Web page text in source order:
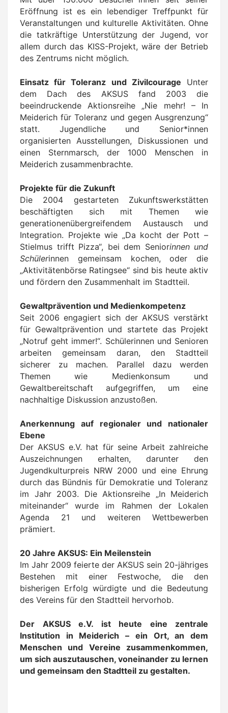
Eröffnung ist es ein lebendiger Treffpunkt für
Veranstaltungen und kulturelle Aktivitäten. Ohne
die tatkräftige Unterstützung der Jugend, vor
allem durch das KISS-Projekt, wäre der Betrieb
des Zentrums nicht möglich.
Einsatz für Toleranz und Zivilcourage Unter
dem Dach des AKSUS fand 2003 die
beeindruckende Aktionsreihe „Nie mehr! – In
Meiderich für Toleranz und gegen Ausgrenzung“
statt. Jugendliche und Senior*innen
organisierten Ausstellungen, Diskussionen und
einen Sternmarsch, der 1000 Menschen in
Meiderich zusammenbrachte.
Projekte für die Zukunft
Die 2004 gestarteten Zukunftswerkstätten
beschäftigten sich mit Themen wie
generationenübergreifendem Austausch und
Integration. Projekte wie „Da kocht der Pott –
Stielmus trifft Pizza“, bei dem Seniorinnen und
Schülerinnen gemeinsam kochen, oder die
„Aktivitätenbörse Ratingsee“ sind bis heute aktiv
und fördern den Zusammenhalt im Stadtteil.
Gewaltprävention und Medienkompetenz
Seit 2006 engagiert sich der AKSUS verstärkt
für Gewaltprävention und startete das Projekt
„Notruf geht immer!“. Schülerinnen und Senioren
arbeiten gemeinsam daran, den Stadtteil
sicherer zu machen. Parallel dazu werden
Themen wie Medienkonsum und
Gewaltbereitschaft aufgegriffen, um eine
nachhaltige Diskussion anzustoßen.
Anerkennung auf regionaler und nationaler
Ebene
Der AKSUS e.V. hat für seine Arbeit zahlreiche
Auszeichnungen erhalten, darunter den
Jugendkulturpreis NRW 2000 und eine Ehrung
durch das Bündnis für Demokratie und Toleranz
im Jahr 2003. Die Aktionsreihe „In Meiderich
miteinander“ wurde im Rahmen der Lokalen
Agenda 21 und weiteren Wettbewerben
prämiert.
20 Jahre AKSUS: Ein Meilenstein
Im Jahr 2009 feierte der AKSUS sein 20-jähriges
Bestehen mit einer Festwoche, die den
bisherigen Erfolg würdigte und die Bedeutung
des Vereins für den Stadtteil hervorhob.
Der AKSUS e.V. ist heute eine zentrale
Institution in Meiderich – ein Ort, an dem
Menschen und Vereine zusammenkommen,
um sich auszutauschen, voneinander zu lernen
und gemeinsam den Stadtteil zu gestalten.